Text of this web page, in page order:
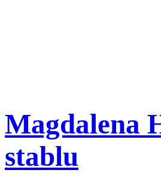
Magdalena
stablu